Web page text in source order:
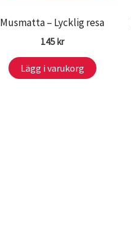
Musmatta – Lycklig resa
145kr
Lägg i varukorg